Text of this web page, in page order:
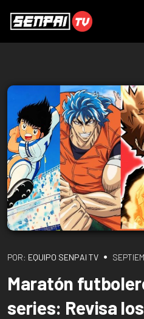
POR: EQUIPO SENPAI TV •
Maratón
series: Revisa